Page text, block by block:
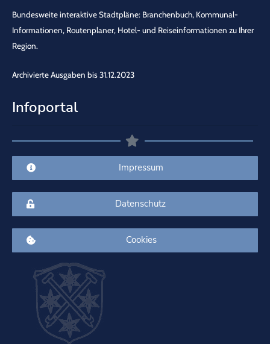
Bundesweite interaktive Stadtpläne: Branchenbuch, Kommunal-
Informationen, Routenplaner, Hotel- und Reiseinformationen zu Ihrer
Region.
Archivierte Ausgaben bis 31.12.2023
Infoportal
Impressum
Datenschutz
Cookies